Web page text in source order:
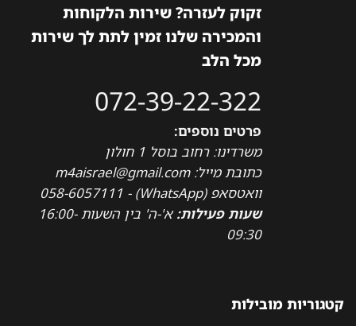
זקוק לעזרה? שירות הלקוחות
והמכירה שלנו זמין לתת לך שירות
מכל הלב
072-39-22-322
פרטים נוספים:
משרדינו: רחוב בוסל 1 חולון
כתובת מייל: m4aisrael@gmail.com
וואטסאפ (WhatsApp) - 058-6057111
שעות פעילות:
א'-ה' בין השעות 16:00-
09:30
קטגוריות מובילות